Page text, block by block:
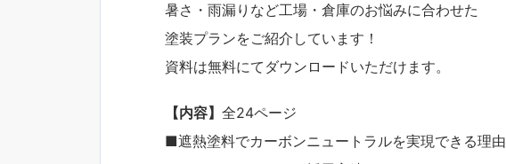
暑さ・雨漏りなど工場・倉庫のお悩みに合わせた
塗装プランをご紹介しています！
資料は無料にてダウンロードいただけます。
【内容】 全24ページ
■遮熱塗料でカーボンニュートラルを実現できる理由